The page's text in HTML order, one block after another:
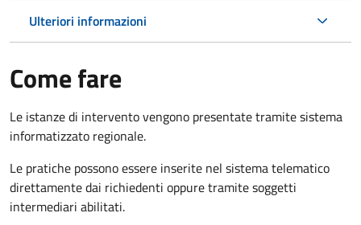
Ulteriori informazioni
Come fare
Le istanze di intervento vengono presentate tramite sistema
informatizzato regionale.
Le pratiche possono essere inserite nel sistema telematico
direttamente dai richiedenti oppure tramite soggetti
intermediari abilitati.